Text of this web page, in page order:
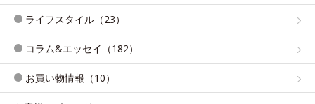
ライフスタイル（23）
コラム&エッセイ（182）
お買い物情報（10）